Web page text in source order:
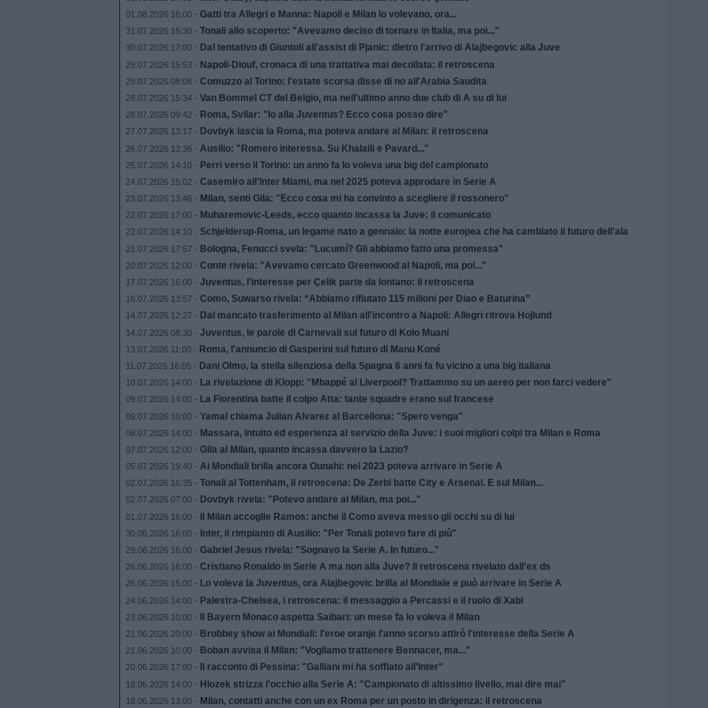
01.08.2026 16:00 - Gatti tra Allegri e Manna: Napoli e Milan lo volevano, ora...
31.07.2026 15:30 - Tonali allo scoperto: "Avevamo deciso di tornare in Italia, ma poi..."
30.07.2026 17:00 - Dal tentativo di Giuntoli all'assist di Pjanic: dietro l'arrivo di Alajbegovic alla Juve
29.07.2026 15:53 - Napoli-Diouf, cronaca di una trattativa mai decollata: il retroscena
29.07.2026 08:08 - Comuzzo al Torino: l'estate scorsa disse di no all'Arabia Saudita
28.07.2026 15:34 - Van Bommel CT del Belgio, ma nell'ultimo anno due club di A su di lui
28.07.2026 09:42 - Roma, Svilar: "Io alla Juventus? Ecco cosa posso dire"
27.07.2026 13:17 - Dovbyk lascia la Roma, ma poteva andare al Milan: il retroscena
26.07.2026 13:36 - Ausilio: "Romero interessa. Su Khalaili e Pavard..."
25.07.2026 14:10 - Perri verso il Torino: un anno fa lo voleva una big del campionato
24.07.2026 15:02 - Casemiro all'Inter Miami, ma nel 2025 poteva approdare in Serie A
23.07.2026 13:46 - Milan, senti Gila: "Ecco cosa mi ha convinto a scegliere il rossonero"
22.07.2026 17:00 - Muharemovic-Leeds, ecco quanto incassa la Juve: il comunicato
22.07.2026 14:10 - Schjelderup-Roma, un legame nato a gennaio: la notte europea che ha cambiato il futuro dell'ala
21.07.2026 17:57 - Bologna, Fenucci svela: "Lucumí? Gli abbiamo fatto una promessa"
20.07.2026 12:00 - Conte rivela: "Avevamo cercato Greenwood al Napoli, ma poi..."
17.07.2026 16:00 - Juventus, l’interesse per Çelik parte da lontano: il retroscena
16.07.2026 13:57 - Como, Suwarso rivela: “Abbiamo rifiutato 115 milioni per Diao e Baturina”
14.07.2026 12:27 - Dal mancato trasferimento al Milan all'incontro a Napoli: Allegri ritrova Hojlund
14.07.2026 08:30 - Juventus, le parole di Carnevali sul futuro di Kolo Muani
13.07.2026 11:00 - Roma, l'annuncio di Gasperini sul futuro di Manu Koné
11.07.2026 16:05 - Dani Olmo, la stella silenziosa della Spagna 6 anni fa fu vicino a una big italiana
10.07.2026 14:00 - La rivelazione di Klopp: "Mbappé al Liverpool? Trattammo su un aereo per non farci vedere"
09.07.2026 14:00 - La Fiorentina batte il colpo Atta: tante squadre erano sul francese
09.07.2026 10:00 - Yamal chiama Julian Alvarez al Barcellona: "Spero venga"
08.07.2026 14:00 - Massara, intuito ed esperienza al servizio della Juve: i suoi migliori colpi tra Milan e Roma
07.07.2026 12:00 - Gila al Milan, quanto incassa davvero la Lazio?
05.07.2026 19:40 - Ai Mondiali brilla ancora Ounahi: nel 2023 poteva arrivare in Serie A
02.07.2026 16:35 - Tonali al Tottenham, il retroscena: De Zerbi batte City e Arsenal. E sul Milan...
02.07.2026 07:00 - Dovbyk rivela: "Potevo andare al Milan, ma poi..."
01.07.2026 16:00 - Il Milan accoglie Ramos: anche il Como aveva messo gli occhi su di lui
30.06.2026 16:00 - Inter, il rimpianto di Ausilio: "Per Tonali potevo fare di più"
29.06.2026 16:00 - Gabriel Jesus rivela: "Sognavo la Serie A. In futuro..."
26.06.2026 16:00 - Cristiano Ronaldo in Serie A ma non alla Juve? Il retroscena rivelato dall'ex ds
25.06.2026 15:00 - Lo voleva la Juventus, ora Alajbegovic brilla al Mondiale e può arrivare in Serie A
24.06.2026 14:00 - Palestra-Chelsea, i retroscena: il messaggio a Percassi e il ruolo di Xabi
23.06.2026 10:00 - Il Bayern Monaco aspetta Saibari: un mese fa lo voleva il Milan
21.06.2026 20:00 - Brobbey show ai Mondiali: l'eroe oranje l'anno scorso attirò l'interesse della Serie A
21.06.2026 10:00 - Boban avvisa il Milan: "Vogliamo trattenere Bennacer, ma..."
20.06.2026 17:00 - Il racconto di Pessina: "Galliani mi ha soffiato all'Inter"
18.06.2026 14:00 - Hlozek strizza l'occhio alla Serie A: "Campionato di altissimo livello, mai dire mai"
18.06.2026 13:00 - Milan, contatti anche con un ex Roma per un posto in dirigenza: il retroscena